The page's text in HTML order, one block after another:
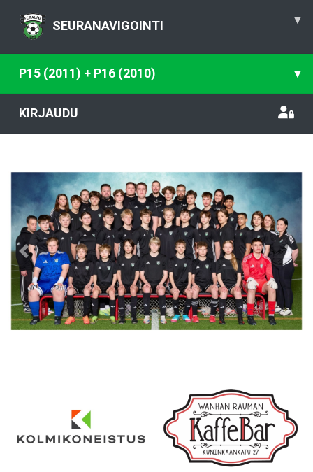
SEURANAVIGOINTI ▾
P15 (2011) + P16 (2010) ▾
KIRJAUDU
Previous